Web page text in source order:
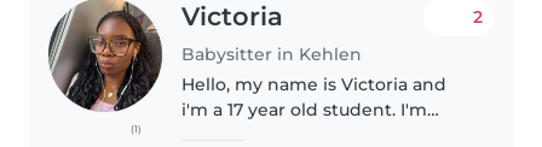
(1)
Victoria
Babysitter in Kehlen
2
Hello, my name is Victoria and
i'm a 17 year old student. I'm